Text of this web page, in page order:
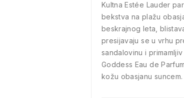
Kultna Estée Lauder
bekstva na plažu
beskrajnog leta,
presijavaju se u vrhu
sandalovinu i
Goddess Eau de
kožu obasjanu suncem.